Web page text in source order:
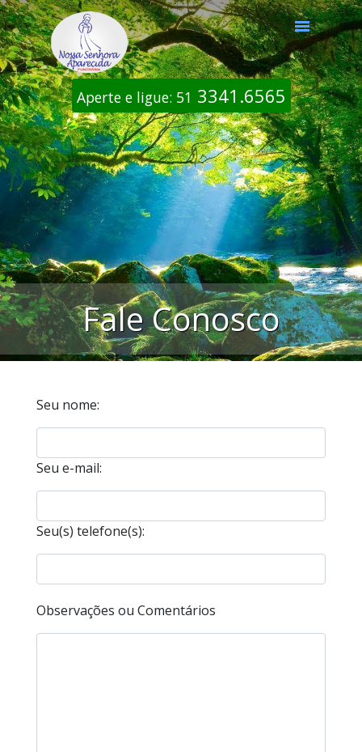
Aperte e ligue: 51 3341.6565
Fale Conosco
Seu nome:
Seu e-mail:
Seu(s) telefone(s):
Observações ou Comentários